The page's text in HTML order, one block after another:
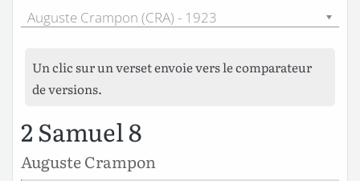
Auguste Crampon (CRA) - 1923
Un clic sur un verset envoie vers le comparateur
de versions.
2 Samuel 8
Auguste Crampon